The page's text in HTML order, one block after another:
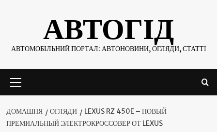
АВТОГІД
АВТОМОБІЛЬНИЙ ПОРТАЛ: АВТОНОВИНИ, ОГЛЯДИ, СТАТТІ
меню
ДОМАШНЯ ОГЛЯДИ
LEXUS RZ 450E – НОВЫЙ
ПРЕМИАЛЬНЫЙ ЭЛЕКТРОКРОССОВЕР ОТ LEXUS